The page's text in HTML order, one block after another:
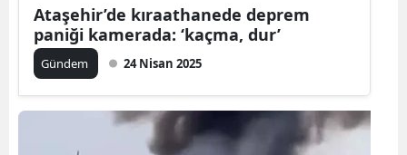
Ataşehir’de kıraathanede deprem
paniği kamerada: ‘kaçma, dur’
Gündem 24 Nisan 2025